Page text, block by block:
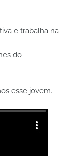
e trabalha na
do
esse jovem.